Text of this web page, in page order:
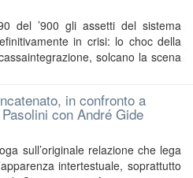
del ’900 gli assetti del sistema
in crisi: lo choc della
solcano la scena
in confronto a
con André Gide
sull’originale relazione che lega
intertestuale, soprattutto